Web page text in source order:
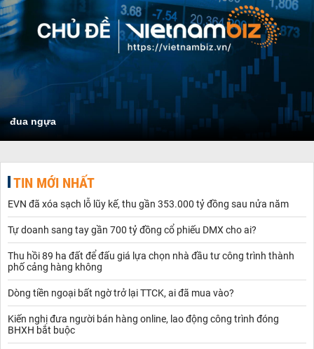
đua ngựa
TIN MỚI NHẤT
EVN đã xóa sạch lỗ lũy kế, thu gần 353.000 tỷ đồng sau nửa năm
Tự doanh sang tay gần 700 tỷ đồng cổ phiếu DMX cho ai?
Thu hồi 89 ha đất để đấu giá lựa chọn nhà đầu tư công trình thành
phố cảng hàng không
Dòng tiền ngoại bất ngờ trở lại TTCK, ai đã mua vào?
Kiến nghị đưa người bán hàng online, lao động công trình đóng
BHXH bắt buộc